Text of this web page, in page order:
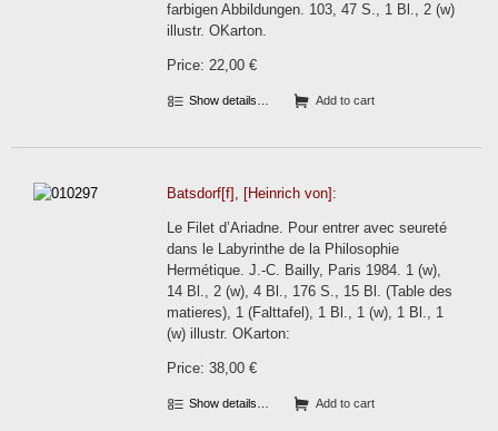
farbigen Abbildungen. 103, 47 S., 1 Bl., 2 (w)
illustr. OKarton.
Price: 22,00 €
Show details… Add to cart
Batsdorf[f], [Heinrich von]:
Le Filet d’Ariadne. Pour entrer avec seureté
dans le Labyrinthe de la Philosophie
Hermétique. J.-C. Bailly, Paris 1984. 1 (w),
14 Bl., 2 (w), 4 Bl., 176 S., 15 Bl. (Table des
matieres), 1 (Falttafel), 1 Bl., 1 (w), 1 Bl., 1
(w) illustr. OKarton:
Price: 38,00 €
Show details… Add to cart